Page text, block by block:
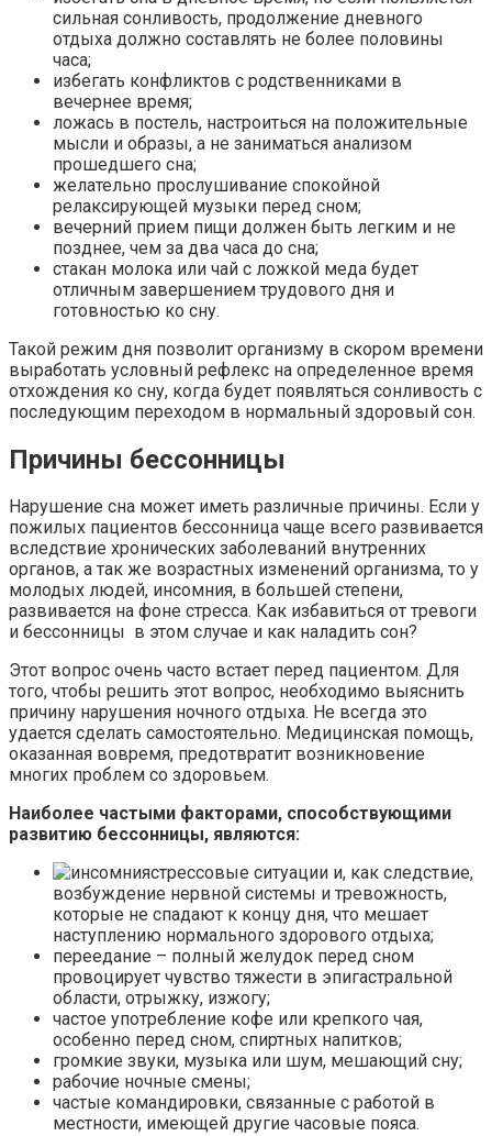
сильная сонливость, продолжение дневного
отдыха должно составлять не более половины
часа;
избегать конфликтов с родственниками в
вечернее время;
ложась в постель, настроиться на положительные
мысли и образы, а не заниматься анализом
прошедшего сна;
желательно прослушивание спокойной
релаксирующей музыки перед сном;
вечерний прием пищи должен быть легким и не
позднее, чем за два часа до сна;
стакан молока или чай с ложкой меда будет
отличным завершением трудового дня и
готовностью ко сну.
Такой режим дня позволит организму в скором времени
выработать условный рефлекс на определенное время
отхождения ко сну, когда будет появляться сонливость с
последующим переходом в нормальный здоровый сон.
Причины бессонницы
Нарушение сна может иметь различные причины. Если у
пожилых пациентов бессонница чаще всего развивается
вследствие хронических заболеваний внутренних
органов, а так же возрастных изменений организма, то у
молодых людей, инсомния, в большей степени,
развивается на фоне стресса. Как избавиться от тревоги
и бессонницы в этом случае и как наладить сон?
Этот вопрос очень часто встает перед пациентом. Для
того, чтобы решить этот вопрос, необходимо выяснить
причину нарушения ночного отдыха. Не всегда это
удается сделать самостоятельно. Медицинская помощь,
оказанная вовремя, предотвратит возникновение
многих проблем со здоровьем.
Наиболее частыми факторами, способствующими
развитию бессонницы, являются:
стрессовые ситуации и, как следствие,
возбуждение нервной системы и тревожность,
которые не спадают к концу дня, что мешает
наступлению нормального здорового отдыха;
переедание – полный желудок перед сном
провоцирует чувство тяжести в эпигастральной
области, отрыжку, изжогу;
частое употребление кофе или крепкого чая,
особенно перед сном, спиртных напитков;
громкие звуки, музыка или шум, мешающий сну;
рабочие ночные смены;
частые командировки, связанные с работой в
местности, имеющей другие часовые пояса.